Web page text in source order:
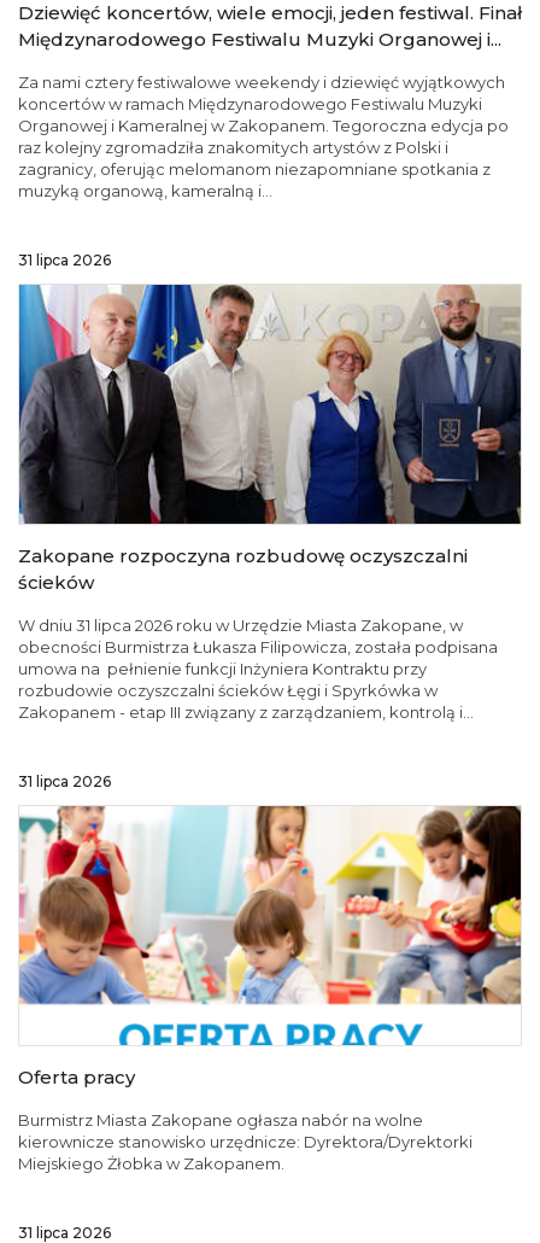
Dziewięć koncertów, wiele emocji, jeden festiwal. Finał
Międzynarodowego Festiwalu Muzyki Organowej i...
Za nami cztery festiwalowe weekendy i dziewięć wyjątkowych
koncertów w ramach Międzynarodowego Festiwalu Muzyki
Organowej i Kameralnej w Zakopanem. Tegoroczna edycja po
raz kolejny zgromadziła znakomitych artystów z Polski i
zagranicy, oferując melomanom niezapomniane spotkania z
muzyką organową, kameralną i...
31 lipca 2026
Zakopane rozpoczyna rozbudowę oczyszczalni
ścieków
W dniu 31 lipca 2026 roku w Urzędzie Miasta Zakopane, w
obecności Burmistrza Łukasza Filipowicza, została podpisana
umowa na pełnienie funkcji Inżyniera Kontraktu przy
rozbudowie oczyszczalni ścieków Łęgi i Spyrkówka w
Zakopanem - etap III związany z zarządzaniem, kontrolą i...
31 lipca 2026
Oferta pracy
Burmistrz Miasta Zakopane ogłasza nabór na wolne
kierownicze stanowisko urzędnicze: Dyrektora/Dyrektorki
Miejskiego Żłobka w Zakopanem.
31 lipca 2026